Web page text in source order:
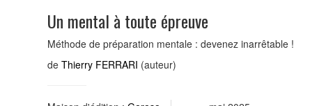
Un mental à toute épreuve
Méthode de préparation mentale : devenez inarrêtable !
de Thierry FERRARI (auteur)